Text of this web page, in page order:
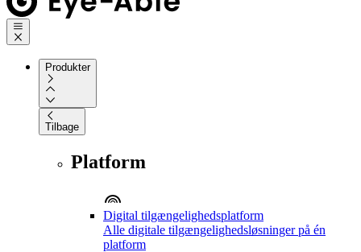
Produkter
Tilbage
Platform
Digital tilgængelighedsplatform
Alle digitale tilgængelighedsløsninger på én
platform